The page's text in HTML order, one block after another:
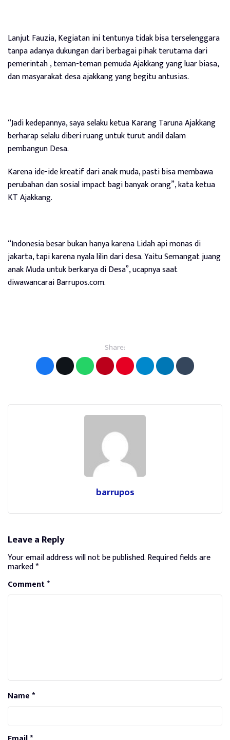
Lanjut Fauzia, Kegiatan ini tentunya tidak bisa terselenggara
tanpa adanya dukungan dari berbagai pihak terutama dari
pemerintah , teman-teman pemuda Ajakkang yang luar biasa,
dan masyarakat desa ajakkang yang begitu antusias.
“Jadi kedepannya, saya selaku ketua Karang Taruna Ajakkang
berharap selalu diberi ruang untuk turut andil dalam
pembangun Desa.
Karena ide-ide kreatif dari anak muda, pasti bisa membawa
perubahan dan sosial impact bagi banyak orang”, kata ketua
KT Ajakkang.
“Indonesia besar bukan hanya karena Lidah api monas di
jakarta, tapi karena nyala lilin dari desa. Yaitu Semangat juang
anak Muda untuk berkarya di Desa”, ucapnya saat
diwawancarai Barrupos.com.
Share:
barrupos
Leave a Reply
Your email address will not be published.Required fields are
marked*
Comment*
Name*